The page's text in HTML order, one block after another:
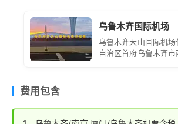
徜徉于碧海蓝天之间，浸泡在海风里发
乌鲁木齐国际机场
乌鲁木齐天山国际机
自治区首府乌鲁木齐
费用包含